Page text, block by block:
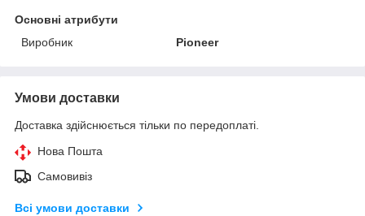
Основні атрибути
Виробник
Pioneer
Умови доставки
Доставка здійснюється тільки по передоплаті.
Нова Пошта
Самовивіз
Всі умови доставки